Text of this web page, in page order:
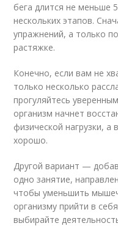
бега длится не меньше
нескольких этапов.
упражнений, а только
растяжке.
Конечно, если вам не
только несколько
прогуляйтесь
организм начнет
физической нагрузки, а
хорошо.
Другой вариант —
одно занятие,
чтобы уменьшить
организму прийти в
выбирайте